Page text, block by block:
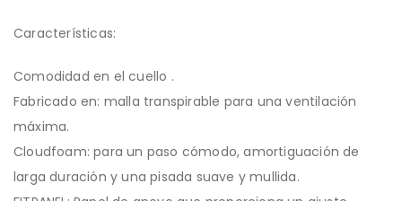
Características:
Comodidad en el cuello .
Fabricado en: malla transpirable para una ventilación
máxima.
Cloudfoam: para un paso cómodo, amortiguación de
larga duración y una pisada suave y mullida.